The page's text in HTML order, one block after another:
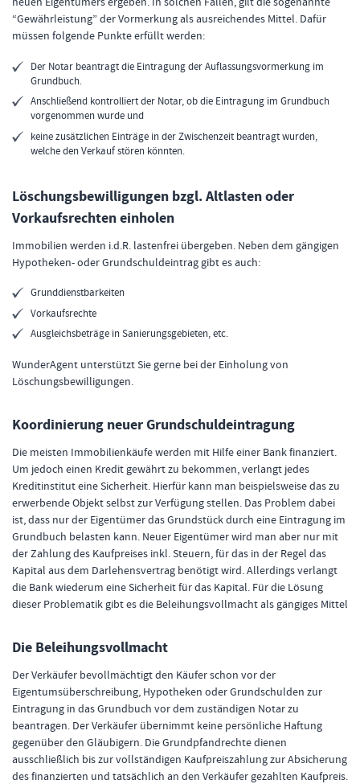
“Gewährleistung” der Vormerkung als ausreichendes Mittel. Dafür
müssen folgende Punkte erfüllt werden:
Der Notar beantragt die Eintragung der Auflassungsvormerkung im
Grundbuch.
Anschließend kontrolliert der Notar, ob die Eintragung im Grundbuch
vorgenommen wurde und
keine zusätzlichen Einträge in der Zwischenzeit beantragt wurden,
welche den Verkauf stören könnten.
Löschungsbewilligungen bzgl. Altlasten oder
Vorkaufsrechten einholen
Immobilien werden i.d.R. lastenfrei übergeben. Neben dem gängigen
Hypotheken- oder Grundschuldeintrag gibt es auch:
Grunddienstbarkeiten
Vorkaufsrechte
Ausgleichsbeträge in Sanierungsgebieten, etc.
WunderAgent unterstützt Sie gerne bei der Einholung von
Löschungsbewilligungen.
Koordinierung neuer Grundschuldeintragung
Die meisten Immobilienkäufe werden mit Hilfe einer Bank finanziert.
Um jedoch einen Kredit gewährt zu bekommen, verlangt jedes
Kreditinstitut eine Sicherheit. Hierfür kann man beispielsweise das zu
erwerbende Objekt selbst zur Verfügung stellen. Das Problem dabei
ist, dass nur der Eigentümer das Grundstück durch eine Eintragung im
Grundbuch belasten kann. Neuer Eigentümer wird man aber nur mit
der Zahlung des Kaufpreises inkl. Steuern, für das in der Regel das
Kapital aus dem Darlehensvertrag benötigt wird. Allerdings verlangt
die Bank wiederum eine Sicherheit für das Kapital. Für die Lösung
dieser Problematik gibt es die Beleihungsvollmacht als gängiges Mittel
Die Beleihungsvollmacht
Der Verkäufer bevollmächtigt den Käufer schon vor der
Eigentumsüberschreibung, Hypotheken oder Grundschulden zur
Eintragung in das Grundbuch vor dem zuständigen Notar zu
beantragen. Der Verkäufer übernimmt keine persönliche Haftung
gegenüber den Gläubigern. Die Grundpfandrechte dienen
ausschließlich bis zur vollständigen Kaufpreiszahlung zur Absicherung
des finanzierten und tatsächlich an den Verkäufer gezahlten Kaufpreis.